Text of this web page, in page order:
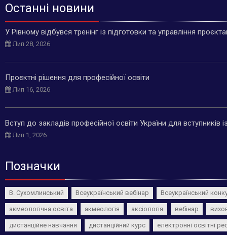
Останні новини
У Рівному відбувся тренінг із підготовки та управління
Лип 28, 2026
Проєктні рішення для професійної освіти
Лип 16, 2026
Вступ до закладів професійної освіти України для
Лип 1, 2026
Позначки
В. Сухомлинський Всеукраїнський вебінар Всеукраїнський
акмеологічна освіта акмеологія аксіологія вебінар
дистанційне навчання дистанційний курс електронні освітні